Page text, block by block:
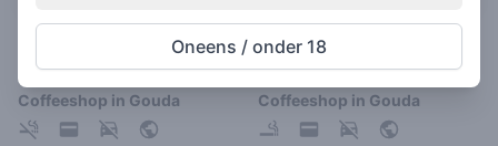
4.2/ 5
Coffeeshop in Gouda
Buy Bye
2.8/ 5
Coffeeshop in Gouda
Oneens / onder 18